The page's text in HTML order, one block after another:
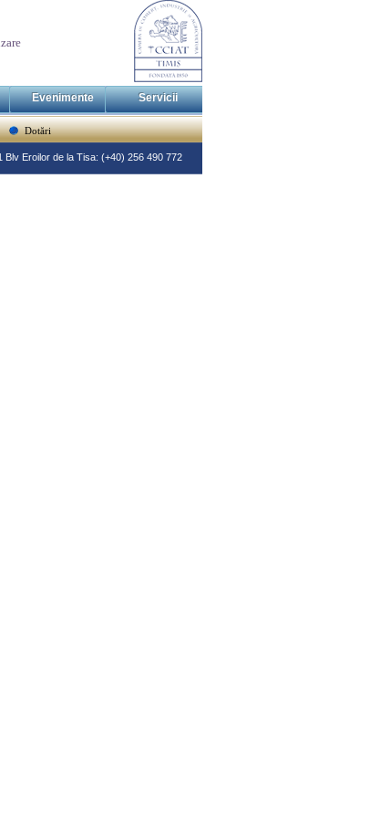
Evenimente Servicii
Dotări
Blv Eroilor de la Tisa: (+40) 256 490 772